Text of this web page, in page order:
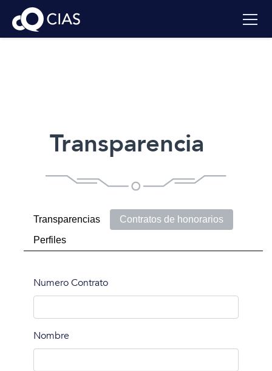
Transparencia
Transparencias
Contratos de honorarios
Perfiles
Numero Contrato
Nombre